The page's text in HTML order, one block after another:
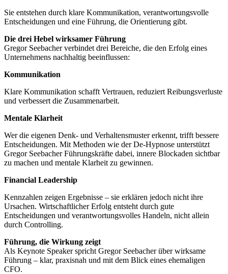
Sie entstehen durch klare Kommunikation, verantwortungsvolle
Entscheidungen und eine Führung, die Orientierung gibt.
Die drei Hebel wirksamer Führung
Gregor Seebacher verbindet drei Bereiche, die den Erfolg eines
Unternehmens nachhaltig beeinflussen:
Kommunikation
Klare Kommunikation schafft Vertrauen, reduziert Reibungsverluste
und verbessert die Zusammenarbeit.
Mentale Klarheit
Wer die eigenen Denk- und Verhaltensmuster erkennt, trifft bessere
Entscheidungen. Mit Methoden wie der De-Hypnose unterstützt
Gregor Seebacher Führungskräfte dabei, innere Blockaden sichtbar
zu machen und mentale Klarheit zu gewinnen.
Financial Leadership
Kennzahlen zeigen Ergebnisse – sie erklären jedoch nicht ihre
Ursachen. Wirtschaftlicher Erfolg entsteht durch gute
Entscheidungen und verantwortungsvolles Handeln, nicht allein
durch Controlling.
Führung, die Wirkung zeigt
Als Keynote Speaker spricht Gregor Seebacher über wirksame
Führung – klar, praxisnah und mit dem Blick eines ehemaligen
CFO.